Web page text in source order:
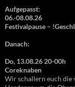
Aufgepasst:
06.-08.08.26
Festivalpause –
Danach:
Do, 13.08.26 20-00h
Coreknaben
Wir schallern euch die